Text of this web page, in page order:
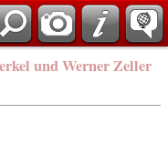
und Werner Zeller